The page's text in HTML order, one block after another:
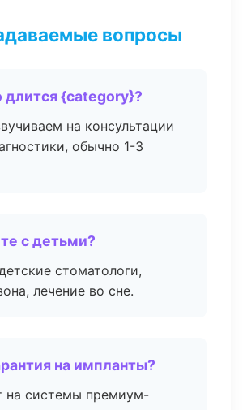
вопросы
длится {category}?
на консультации
обычно 1-3
с детьми?
стоматологи,
лечение во сне.
на импланты?
на системы премиум-